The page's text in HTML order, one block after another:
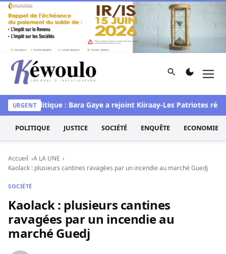
Aller au contenu
Kéwoulo, le premier site d'information et d'investigation
Rechercher
URGENT
Politique : Bara Gaye a rejoint Kiiraay-Les Patriotes
POLITIQUE JUSTICE SOCIÉTÉ ENQUÊTE ECONOMIE
Accueil
A LA UNE
Kaolack : plusieurs cantines ravagées par un incendie au marché Guedj
SOCIÉTÉ
Kaolack : plusieurs cantines
ravagées par un incendie au
marché Guedj